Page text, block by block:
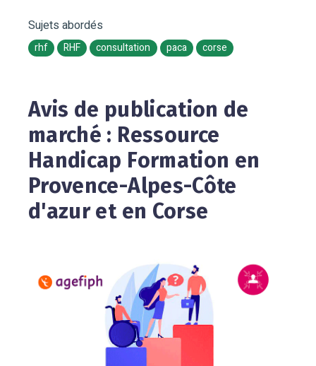
Sujets abordés
rhf RHF consultation paca corse
Avis de publication de
marché : Ressource
Handicap Formation en
Provence-Alpes-Côte
d'azur et en Corse